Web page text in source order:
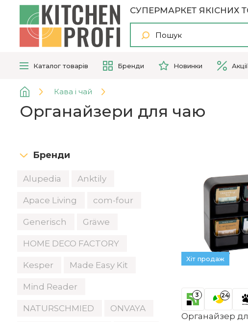
СУПЕРМАРКЕТ ЯКІСНИХ
Каталог товарів Бренди Новинки Акції
Кава і чай
Органайзери для чаю
Бренди
Alupedia Anktily
Apace Living com-four
Generisch Gräwe
HOME DECO FACTORY
Kesper Made Easy Kit
Mind Reader
NATURSCHMIED ONVAYA
Хіт продаж
3 24
Органайзер